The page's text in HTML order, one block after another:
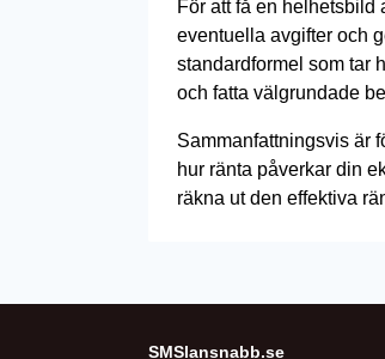
För att få en helhetsbild
eventuella avgifter och
standardformel som tar
och fatta välgrundade
Sammanfattningsvis är
hur ränta påverkar din
räkna ut den effektiva
SMSlansnabb.se